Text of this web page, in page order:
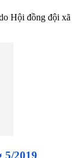
Hội đồng đội xã
5/2019